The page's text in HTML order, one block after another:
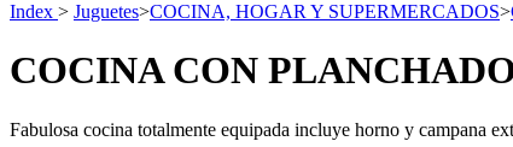
Index > Juguetes>COCINA, HOGAR Y SUPERMERCADOS>
COCINA CON
Fabulosa cocina totalmente equipada incluye horno y campana